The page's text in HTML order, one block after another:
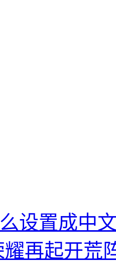
设置成中
再起开荒